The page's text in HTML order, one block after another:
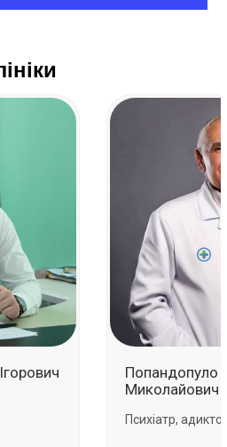
Попандопуло
Миколайович
Психіатр,